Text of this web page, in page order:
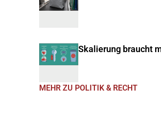
Skalierung braucht
MEHR ZU POLITIK & RECHT